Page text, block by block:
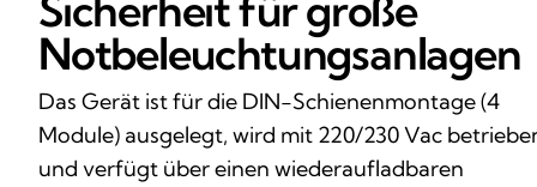
Notbeleuchtungsanlagen
Das Gerät ist für die DIN-Schienenmontage (4
Module) ausgelegt, wird mit 220/230 Vac
und verfügt über einen wiederaufladbaren